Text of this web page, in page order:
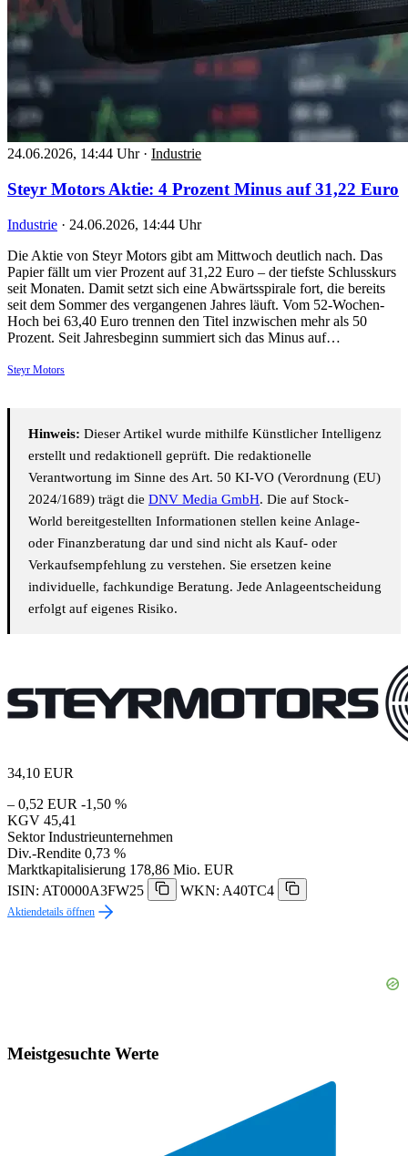
24.06.2026, 14:44 Uhr · Industrie
Steyr Motors Aktie: 4 Prozent Minus auf 31,22 Euro
Industrie · 24.06.2026, 14:44 Uhr
Die Aktie von Steyr Motors gibt am Mittwoch deutlich nach. Das
Papier fällt um vier Prozent auf 31,22 Euro – der tiefste Schlusskurs
seit Monaten. Damit setzt sich eine Abwärtsspirale fort, die bereits
seit dem Sommer des vergangenen Jahres läuft. Vom 52-Wochen-
Hoch bei 63,40 Euro trennen den Titel inzwischen mehr als 50
Prozent. Seit Jahresbeginn summiert sich das Minus auf…
Steyr Motors
Hinweis: Dieser Artikel wurde mithilfe Künstlicher Intelligenz
erstellt und redaktionell geprüft. Die redaktionelle
Verantwortung im Sinne des Art. 50 KI-VO (Verordnung (EU)
2024/1689) trägt die DNV Media GmbH. Die auf Stock-
World bereitgestellten Informationen stellen keine Anlage-
oder Finanzberatung dar und sind nicht als Kauf- oder
Verkaufsempfehlung zu verstehen. Sie ersetzen keine
individuelle, fachkundige Beratung. Jede Anlageentscheidung
erfolgt auf eigenes Risiko.
34,10 EUR
– 0,52 EUR -1,50 %
KGV 45,41
Sektor Industrieunternehmen
Div.-Rendite 0,73 %
Marktkapitalisierung 178,86 Mio. EUR
ISIN: AT0000A3FW25
WKN: A40TC4
Aktiendetails öffnen
Meistgesuchte Werte